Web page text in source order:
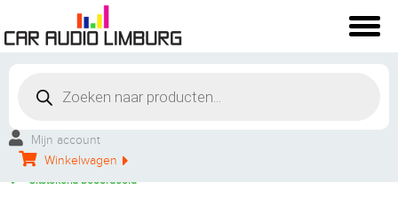
Mijn account
Winkelwagen
Persoonlijke service
Groot aanbod
Uitstekend beoordeeld